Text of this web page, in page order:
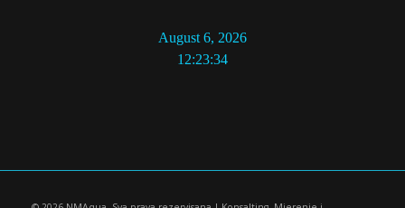
August 6, 2026
12:23:34